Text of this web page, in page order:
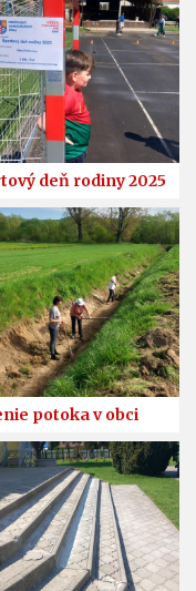
deň rodiny 2025
potoka v obci